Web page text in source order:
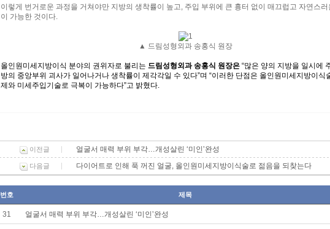
이렇게 번거로운 과정을 거쳐야만 지방의 생착률이 높고, 주입 부위에 큰 흉터 없이 매끄럽고 자연스러
이 가능한 것이다.
▲ 드림성형외과 송홍식 원장
올인원미세지방이식 분야의 권위자로 불리는 드림성형외과 송홍식 원장은 “많은 양의 지방을 일시에
방의 중앙부위 괴사가 일어나거나 생착률이 제각각일 수 있다”며 “이러한 단점은 올인원미세지방이식
제와 미세주입기술로 극복이 가능하다”고 밝혔다.
이전글 얼굴서 매력 부위 부각…개성살린 ‘미인’완성
다음글 다이어트로 인해 푹 꺼진 얼굴, 올인원미세지방이식술로 젊음을 되찾는다
번호 제목
31 얼굴서 매력 부위 부각…개성살린 ‘미인’완성